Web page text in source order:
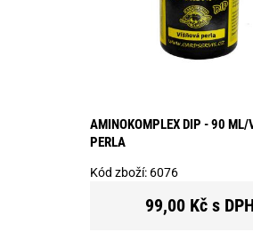
AMINOKOMPLEX DIP - 90 ML/
PERLA
Kód zboží: 6076
99,00 Kč s